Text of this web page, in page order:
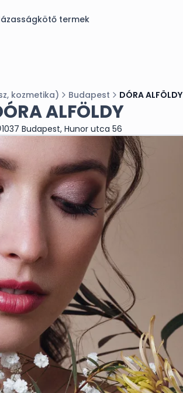
termek
kozmetika) Budapest DÓRA ALFÖLDY
ALFÖLDY
1037 Budapest, Hunor utca 56